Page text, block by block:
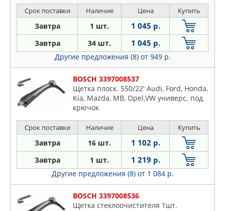
Срок поставки Наличие Цена Купить
Завтра 1 шт. 1 045 р.
Завтра 34 шт. 1 045 р.
Другие предложения (8) от 949 р.
BOSCH 3397008537
Щетка плоск. 550/22' Audi, Ford, Honda,
Kia, Mazda, MB, Opel,VW универс. под
крючок
Срок поставки Наличие Цена Купить
Завтра 16 шт. 1 102 р.
Завтра 1 шт. 1 219 р.
Другие предложения (8) от 1 084 р.
BOSCH 3397008536
Щетка стеклоочистителя 1шт.